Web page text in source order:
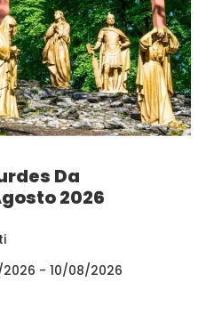
Da
2026
- 10/08/2026